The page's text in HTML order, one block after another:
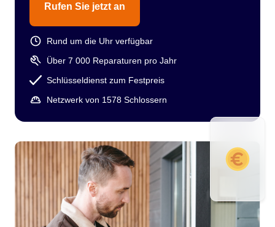
Rufen Sie jetzt an
Rund um die Uhr verfügbar
Über 7 000 Reparaturen pro Jahr
Schlüsseldienst zum Festpreis
Netzwerk von 1578 Schlossern